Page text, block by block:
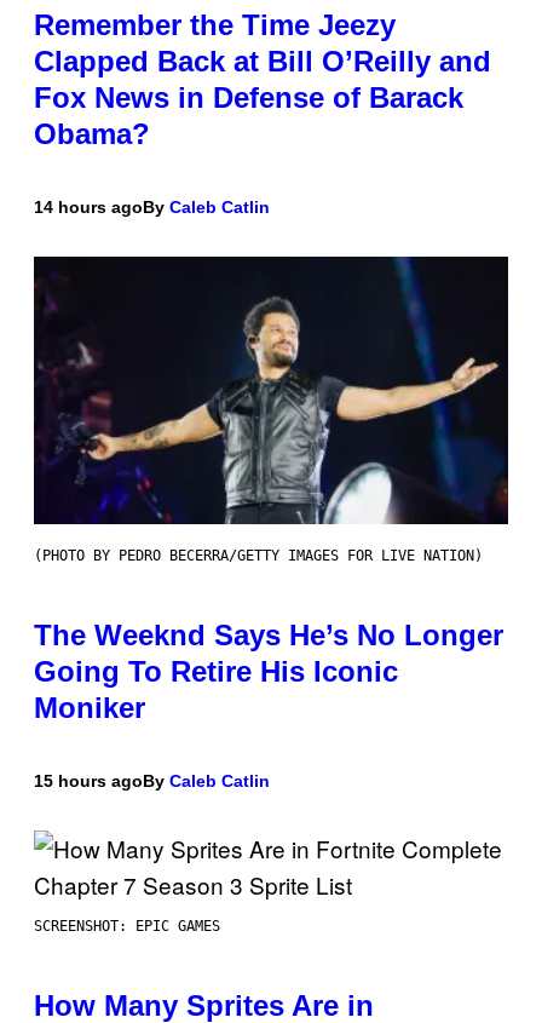
Remember the Time Jeezy
Clapped Back at Bill O’Reilly and
Fox News in Defense of Barack
Obama?
14 hours agoBy Caleb Catlin
(PHOTO BY PEDRO BECERRA/GETTY IMAGES FOR LIVE NATION)
The Weeknd Says He’s No Longer
Going To Retire His Iconic
Moniker
15 hours agoBy Caleb Catlin
SCREENSHOT: EPIC GAMES
How Many Sprites Are in